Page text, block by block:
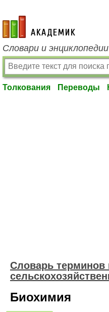
academic.ru
Словари и
Толкования Переводы
Словарь терминов
Биохимия